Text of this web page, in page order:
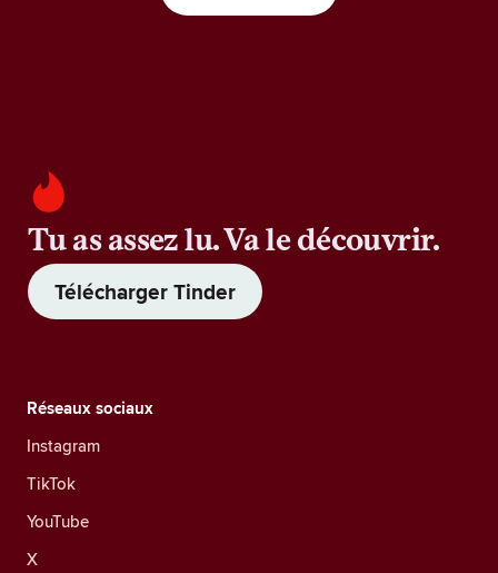
Tu as assez lu. Va le découvrir.
Télécharger Tinder
Réseaux sociaux
Instagram
TikTok
YouTube
X